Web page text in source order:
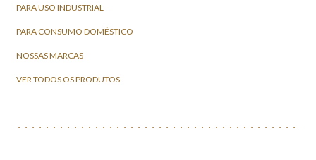
PARA USO INDUSTRIAL
PARA CONSUMO DOMÉSTICO
NOSSAS MARCAS
VER TODOS OS PRODUTOS